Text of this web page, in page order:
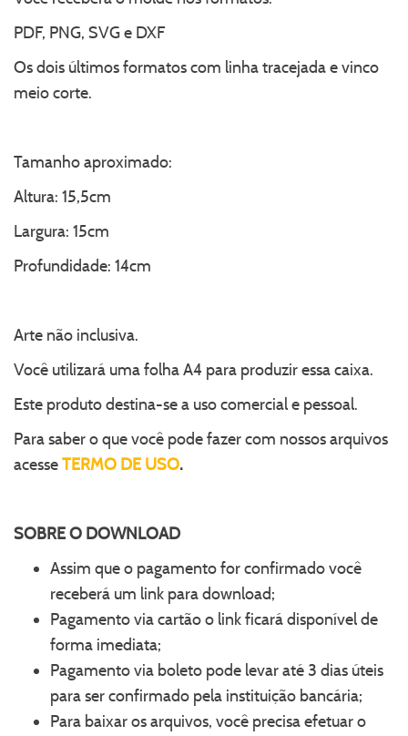
PDF, PNG, SVG e DXF
Os dois últimos formatos com linha tracejada e vinco
meio corte.
Tamanho aproximado:
Altura: 15,5cm
Largura: 15cm
Profundidade: 14cm
Arte não inclusiva.
Você utilizará uma folha A4 para produzir essa caixa.
Este produto destina-se a uso comercial e pessoal.
Para saber o que você pode fazer com nossos arquivos
acesseTERMO DE USO.
SOBRE O DOWNLOAD
Assim que o pagamento for confirmado você
receberá um link para download;
Pagamento via cartão o link ficará disponível de
forma imediata;
Pagamento via boleto pode levar até 3 dias úteis
para ser confirmado pela instituição bancária;
Para baixar os arquivos, você precisa efetuar o